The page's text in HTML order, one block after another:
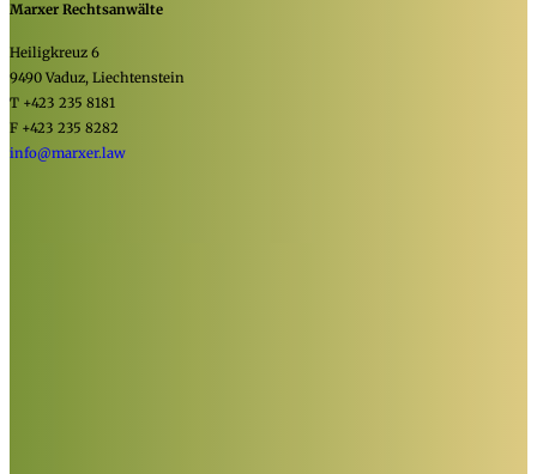
Marxer Rechtsanwälte
Heiligkreuz 6
9490 Vaduz, Liechtenstein
T +423 235 8181
F +423 235 8282
info@marxer.law